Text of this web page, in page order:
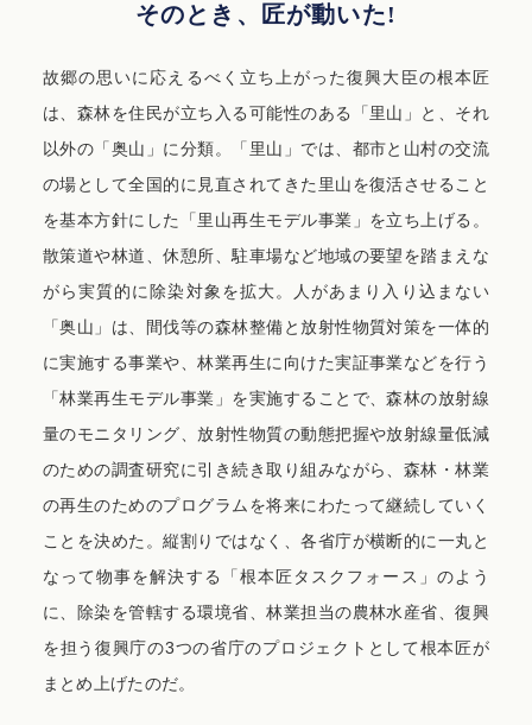
そのとき、匠が動いた!
故郷の思いに応えるべく立ち上がった復興大臣の根本匠
は、森林を住民が立ち入る可能性のある「里山」と、それ
以外の「奥山」に分類。「里山」では、都市と山村の交流
の場として全国的に見直されてきた里山を復活させること
を基本方針にした「里山再生モデル事業」を立ち上げる。
散策道や林道、休憩所、駐車場など地域の要望を踏まえな
がら実質的に除染対象を拡大。人があまり入り込まない
「奥山」は、間伐等の森林整備と放射性物質対策を一体的
に実施する事業や、林業再生に向けた実証事業などを行う
「林業再生モデル事業」を実施することで、森林の放射線
量のモニタリング、放射性物質の動態把握や放射線量低減
のための調査研究に引き続き取り組みながら、森林・林業
の再生のためのプログラムを将来にわたって継続していく
ことを決めた。縦割りではなく、各省庁が横断的に一丸と
なって物事を解決する「根本匠タスクフォース」のよう
に、除染を管轄する環境省、林業担当の農林水産省、復興
を担う復興庁の3つの省庁のプロジェクトとして根本匠が
まとめ上げたのだ。